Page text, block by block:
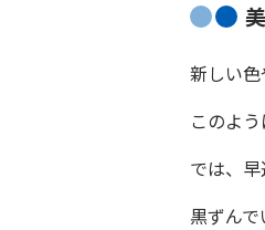
新しい色
このよ
では、
黒ずん